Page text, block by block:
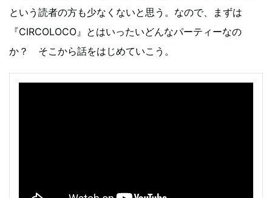
という読者の方も少なくないと思う。なので、まずは
『CIRCOLOCO』とはいったいどんなパーティーなの
か？ そこから話をはじめていこう。